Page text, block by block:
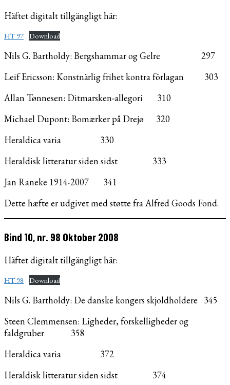
Häftet digitalt tillgängligt här:
HT 97 Download
Nils G. Bartholdy: Bergshammar og Gelre 297
Leif Ericsson: Konstnärlig frihet kontra förlagan 303
Allan Tønnesen: Ditmarsken-allegori 310
Michael Dupont: Bomærker på Drejø 320
Heraldica varia 330
Heraldisk litteratur siden sidst 333
Jan Raneke 1914-2007 341
Dette hæfte er udgivet med støtte fra Alfred Goods Fond.
Bind 10, nr. 98 Oktober 2008
Häftet digitalt tillgängligt här:
HT 98 Download
Nils G. Bartholdy: De danske kongers skjoldholdere 345
Steen Clemmensen: Ligheder, forskelligheder og
faldgruber 358
Heraldica varia 372
Heraldisk litteratur siden sidst 374